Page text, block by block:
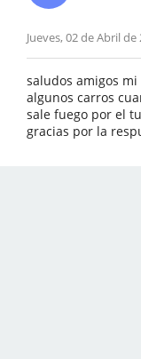
Jueves, 02 de Abril de
saludos amigos
algunos carros
sale fuego por el
gracias por la